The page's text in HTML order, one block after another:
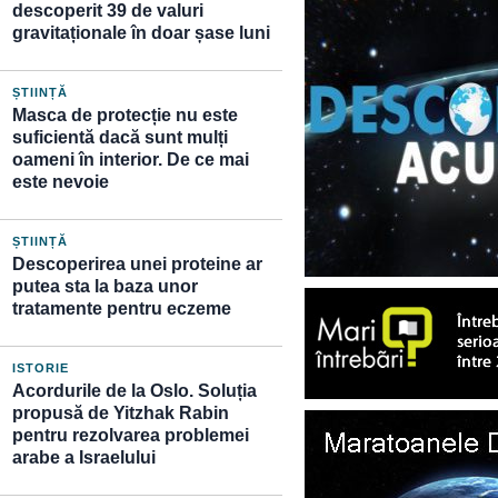
descoperit 39 de valuri
gravitaționale în doar șase luni
ȘTIINȚĂ
Masca de protecție nu este
suficientă dacă sunt mulți
oameni în interior. De ce mai
este nevoie
ȘTIINȚĂ
Descoperirea unei proteine ar
putea sta la baza unor
tratamente pentru eczeme
ISTORIE
Acordurile de la Oslo. Soluția
propusă de Yitzhak Rabin
pentru rezolvarea problemei
arabe a Israelului